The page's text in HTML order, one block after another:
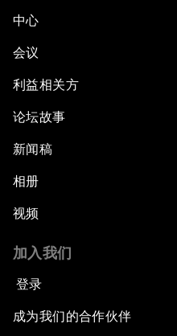
中心
会议
利益相关方
论坛故事
新闻稿
相册
视频
加入我们
登录
成为我们的合作伙伴